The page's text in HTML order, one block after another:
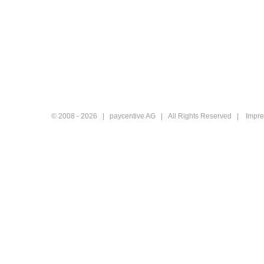
© 2008 - 2026 | paycentive AG | All Rights Reserved |